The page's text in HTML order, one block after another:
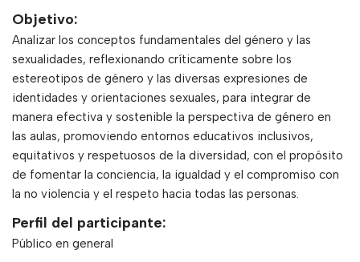
Objetivo:
Analizar los conceptos fundamentales del género y las
sexualidades, reflexionando críticamente sobre los
estereotipos de género y las diversas expresiones de
identidades y orientaciones sexuales, para integrar de
manera efectiva y sostenible la perspectiva de género en
las aulas, promoviendo entornos educativos inclusivos,
equitativos y respetuosos de la diversidad, con el propósito
de fomentar la conciencia, la igualdad y el compromiso con
la no violencia y el respeto hacia todas las personas.
Perfil del participante:
Público en general